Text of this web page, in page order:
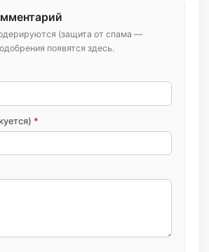
(защита от спама —
появятся здесь.
*